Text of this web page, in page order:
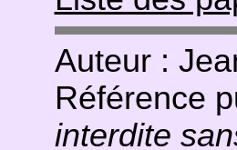
Auteur :
Référence
interdite